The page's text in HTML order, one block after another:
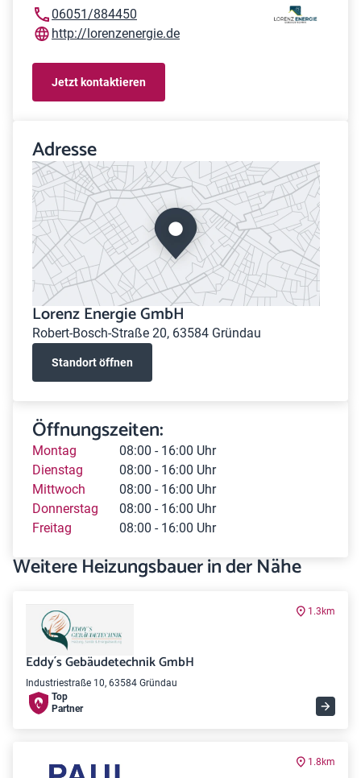
06051/884450
http://lorenzenergie.de
Jetzt kontaktieren
Adresse
Lorenz Energie GmbH
Robert-Bosch-Straße 20, 63584 Gründau
Standort öffnen
Öffnungszeiten:
Montag
08:00 - 16:00 Uhr
Dienstag
08:00 - 16:00 Uhr
Mittwoch
08:00 - 16:00 Uhr
Donnerstag
08:00 - 16:00 Uhr
Freitag
08:00 - 16:00 Uhr
Weitere Heizungsbauer in der Nähe
1.3km
Eddy´s Gebäudetechnik GmbH
Industriestraße 10, 63584 Gründau
Top
Partner
1.8km